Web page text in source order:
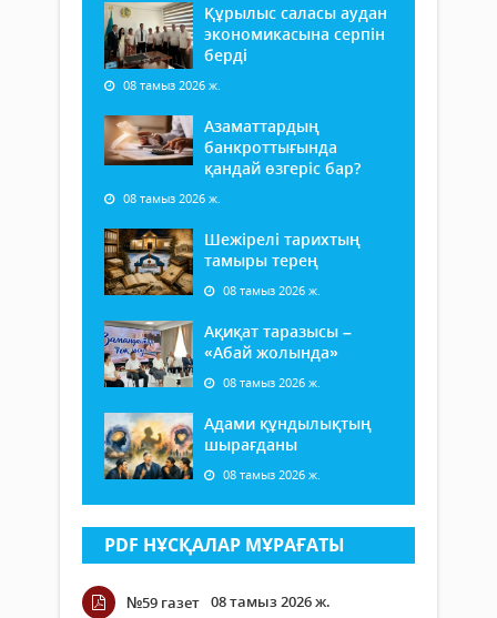
Құрылыс саласы аудан
экономикасына серпін
берді
08 тамыз 2026 ж.
Азаматтардың
банкроттығында
қандай өзгеріс бар?
08 тамыз 2026 ж.
Шежірелі тарихтың
тамыры терең
08 тамыз 2026 ж.
Ақиқат таразысы –
«Абай жолында»
08 тамыз 2026 ж.
Адами құндылықтың
шырағданы
08 тамыз 2026 ж.
PDF НҰСҚАЛАР МҰРАҒАТЫ
№59 газет 08 тамыз 2026 ж.